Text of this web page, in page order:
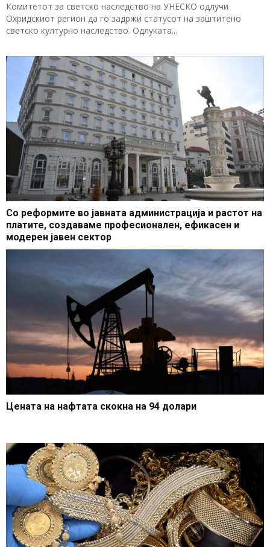
Комитетот за светско наследство на УНЕСКО одлучи
Охридскиот регион да го задржи статусот на заштитено
светско културно наследство. Одлуката...
Со реформите во јавната администрација и растот на
платите, создаваме професионален, ефикасен и
модерен јавен сектор
Цената на нафтата скокна на 94 долари